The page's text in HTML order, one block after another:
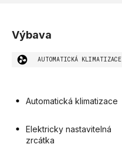
Výbava
AUTOMATICKÁ KLIMATIZACE
Automatická klimatizace
Elektricky nastavitelná
zrcátka